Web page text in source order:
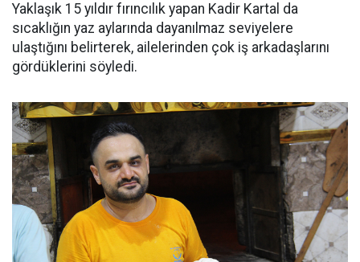
Yaklaşık 15 yıldır fırıncılık yapan Kadir Kartal da
sıcaklığın yaz aylarında dayanılmaz seviyelere
ulaştığını belirterek, ailelerinden çok iş arkadaşlarını
gördüklerini söyledi.